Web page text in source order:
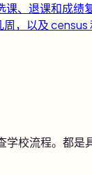
课、退课和成绩
，以及 census
学校流程。都是